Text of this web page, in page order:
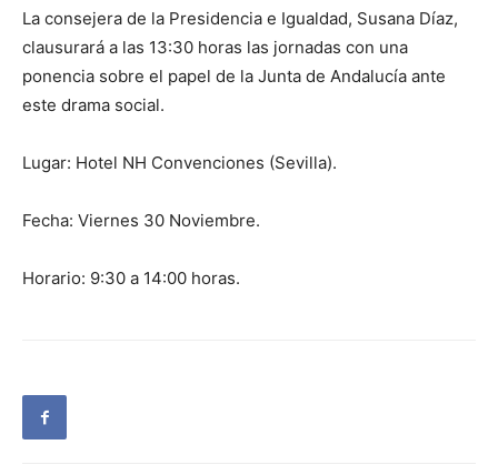
La consejera de la Presidencia e Igualdad, Susana Díaz,
clausurará a las 13:30 horas las jornadas con una
ponencia sobre el papel de la Junta de Andalucía ante
este drama social.
Lugar: Hotel NH Convenciones (Sevilla).
Fecha: Viernes 30 Noviembre.
Horario: 9:30 a 14:00 horas.